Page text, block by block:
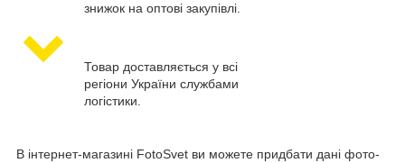
знижок на оптові закупівлі.
Товар доставляється у всі
регіони України службами
логістики.
В інтернет-магазині FotoSvet ви можете придбати дані фото-